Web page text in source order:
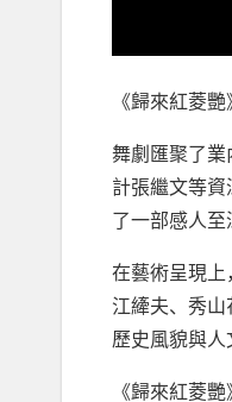
《歸來紅菱
舞劇匯聚了
計張繼文等
了一部感人至
在藝術呈現
江縴夫、秀
歷史風貌與人
《歸來紅菱